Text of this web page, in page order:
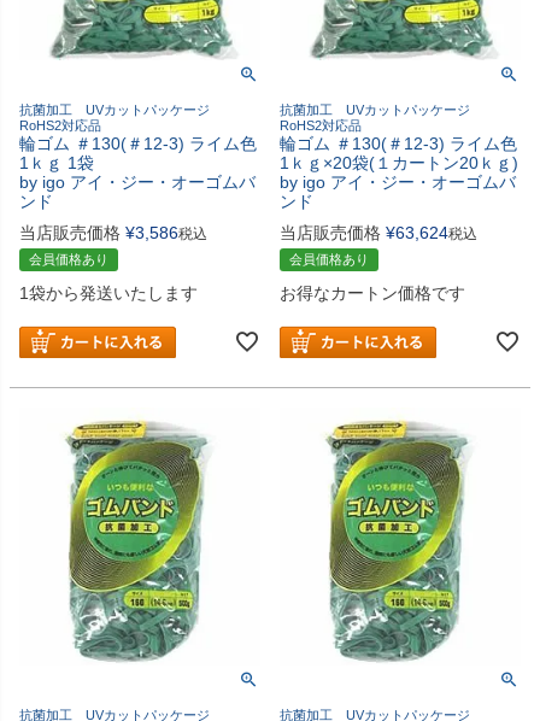
抗菌加工 UVカットパッケージ
RoHS2対応品
輪ゴム ＃130(＃12-3) ライム色
1ｋｇ 1袋
by igo アイ・ジー・オーゴムバ
ンド
当店販売価格 ¥3,586税込
会員価格あり
1袋から発送いたします
抗菌加工 UVカットパッケージ
RoHS2対応品
輪ゴム ＃130(＃12-3) ライム色
1ｋｇ×20袋(１カートン20ｋｇ)
by igo アイ・ジー・オーゴムバ
ンド
当店販売価格 ¥63,624税込
会員価格あり
お得なカートン価格です
抗菌加工 UVカットパッケージ 抗菌加工 UVカットパッケージ